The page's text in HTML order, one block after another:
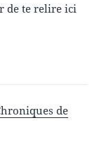
de te relire ici
de